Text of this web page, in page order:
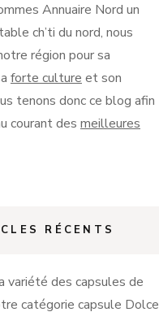
Annuaire Nord un
ch’ti du nord, nous
région pour sa
forte culture et son
tenons donc ce blog afin
courant des meilleures
RÉCENTS
variété des capsules de
catégorie capsule Dolce